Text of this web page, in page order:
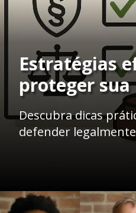
Estratégias
proteger
Descubra dicas
defender
Openinghttps://